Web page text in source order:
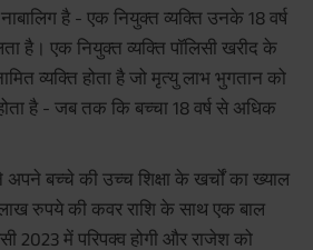
है - एक नियुक्त व्यक्ति उनके 18 वर्ष
है। एक नियुक्त व्यक्ति पॉलिसी खरीद के
नामित व्यक्ति होता है जो मृत्यु लाभ भुगतान को
है - जब तक कि बच्चा 18 वर्ष से अधिक
बच्चे की उच्च शिक्षा के खर्चों का ख्याल
रुपये की कवर राशि के साथ एक बाल
2023 में परिपक्व होगी और राजेश को